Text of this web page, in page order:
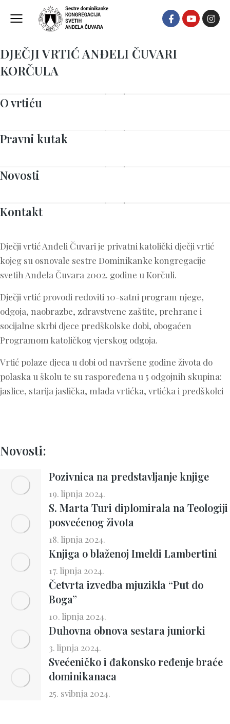
DJEČJI VRTIĆ ANĐELI ČUVARI
KORČULA
O vrtiću
Pravni kutak
Novosti
Kontakt
Dječji vrtić Anđeli Čuvari je privatni katolički dječji vrtić
kojeg su osnovale sestre Dominikanke kongregacije
svetih Anđela Čuvara 2002. godine u Korčuli.
Dječji vrtić provodi redoviti 10-satni program njege,
odgoja, naobrazbe, zdravstvene zaštite, prehrane i
socijalne skrbi djece predškolske dobi, obogaćen
Programom katoličkog vjerskog odgoja.
Vrtić polaze djeca u dobi od navršene godine života do
polaska u školu te su raspoređena u 5 odgojnih skupina:
jaslice, starija jaslička, mlađa vrtićka, vrtićka i predškolci
Novosti:
Pozivnica na predstavljanje knjige
19. lipnja 2024.
S. Marta Turi diplomirala na Teologiji
posvećenog života
18. lipnja 2024.
Knjiga o blaženoj Imeldi Lambertini
17. lipnja 2024.
Četvrta izvedba mjuzikla “Put do
Boga”
10. lipnja 2024.
Duhovna obnova sestara juniorki
3. lipnja 2024.
Svećeničko i đakonsko ređenje braće
dominikanaca
25. svibnja 2024.